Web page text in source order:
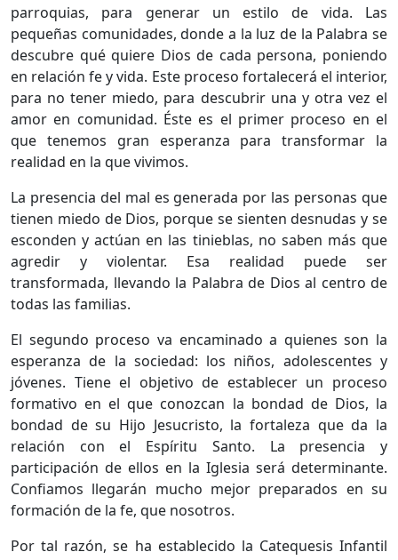
parroquias, para generar un estilo de vida. Las
pequeñas comunidades, donde a la luz de la Palabra se
descubre qué quiere Dios de cada persona, poniendo
en relación fe y vida. Este proceso fortalecerá el interior,
para no tener miedo, para descubrir una y otra vez el
amor en comunidad. Éste es el primer proceso en el
que tenemos gran esperanza para transformar la
realidad en la que vivimos.
La presencia del mal es generada por las personas que
tienen miedo de Dios, porque se sienten desnudas y se
esconden y actúan en las tinieblas, no saben más que
agredir y violentar. Esa realidad puede ser
transformada, llevando la Palabra de Dios al centro de
todas las familias.
El segundo proceso va encaminado a quienes son la
esperanza de la sociedad: los niños, adolescentes y
jóvenes. Tiene el objetivo de establecer un proceso
formativo en el que conozcan la bondad de Dios, la
bondad de su Hijo Jesucristo, la fortaleza que da la
relación con el Espíritu Santo. La presencia y
participación de ellos en la Iglesia será determinante.
Confiamos llegarán mucho mejor preparados en su
formación de la fe, que nosotros.
Por tal razón, se ha establecido la Catequesis Infantil